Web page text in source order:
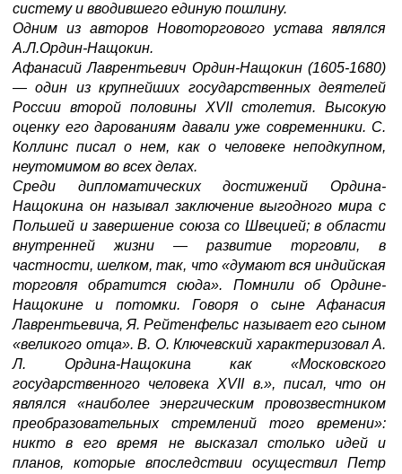
систему и вводившего единую пошлину.
Одним из авторов Новоторгового устава являлся
А.Л.Ордин-Нащокин.
Афанасий Лаврентьевич Ордин-Нащокин (1605-1680)
— один из крупнейших государственных деятелей
России второй половины XVII столетия. Высокую
оценку его дарованиям давали уже современники. С.
Коллинс писал о нем, как о человеке неподкупном,
неутомимом во всех делах.
Среди дипломатических достижений Ордина-
Нащокина он называл заключение выгодного мира с
Польшей и завершение союза со Швецией; в области
внутренней жизни — развитие торговли, в
частности, шелком, так, что «думают вся индийская
торговля обратится сюда». Помнили об Ордине-
Нащокине и потомки. Говоря о сыне Афанасия
Лаврентьевича, Я. Рейтенфельс называет его сыном
«великого отца». В. О. Ключевский характеризовал А.
Л. Ордина-Нащокина как «Московского
государственного человека XVII в.», писал, что он
являлся «наиболее энергическим провозвестником
преобразовательных стремлений того времени»:
никто в его время не высказал столько идей и
планов, которые впоследствии осуществил Петр